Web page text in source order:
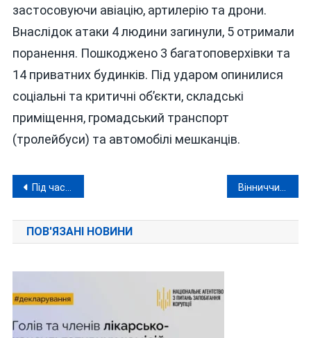
застосовуючи авіацію, артилерію та дрони.
Внаслідок атаки 4 людини загинули, 5 отримали
поранення. Пошкоджено 3 багатоповерхівки та
14 приватних будинків. Під ударом опинилися
соціальні та критичні об’єкти, складські
приміщення, громадський транспорт
(тролейбуси) та автомобілі мешканців.
Навігація
записів
Під час атаки росіян на Вінниччину нацгвардійці із турецького кулемета збили ракету та «шахед» (відео)
ПОВ'ЯЗАНІ НОВИНИ